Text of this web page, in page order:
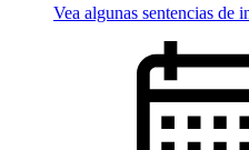
Vea algunas sentencias de